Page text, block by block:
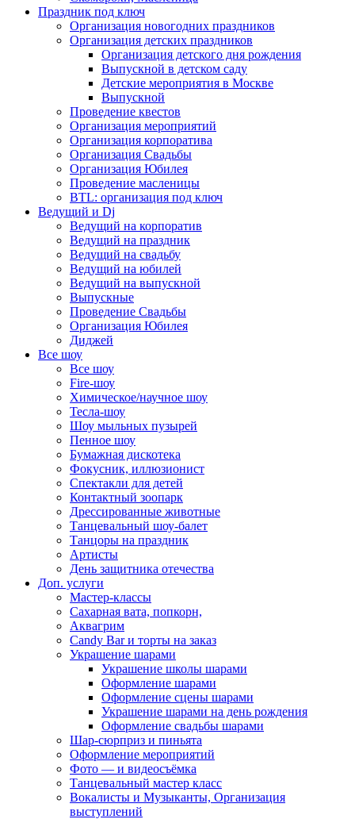
Праздник под ключ
Организация новогодних праздников
Организация детских праздников
Организация детского дня рождения
Выпускной в детском саду
Детские мероприятия в Москве
Выпускной
Проведение квестов
Организация мероприятий
Организация корпоратива
Организация Свадьбы
Организация Юбилея
Проведение масленицы
BTL: организация под ключ
Ведущий и Dj
Ведущий на корпоратив
Ведущий на праздник
Ведущий на свадьбу
Ведущий на юбилей
Ведущий на выпускной
Выпускные
Проведение Свадьбы
Организация Юбилея
Диджей
Все шоу
Все шоу
Fire-шоу
Химическое/научное шоу
Тесла-шоу
Шоу мыльных пузырей
Пенное шоу
Бумажная дискотека
Фокусник, иллюзионист
Спектакли для детей
Контактный зоопарк
Дрессированные животные
Танцевальный шоу-балет
Танцоры на праздник
Артисты
День защитника отечества
Доп. услуги
Мастер-классы
Сахарная вата, попкорн,
Аквагрим
Candy Bar и торты на заказ
Украшение шарами
Украшение школы шарами
Оформление шарами
Оформление сцены шарами
Украшение шарами на день рождения
Оформление свадьбы шарами
Шар-сюрприз и пиньята
Оформление мероприятий
Фото — и видеосъёмка
Танцевальный мастер класс
Вокалисты и Музыканты, Организация
выступлений